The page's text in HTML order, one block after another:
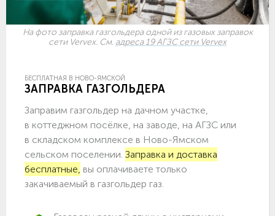
На фото заправка газгольдера одной из газовых заправок
сети Vervex. См. адреса 19 АГЗС сети Vervex
БЕСПЛАТНАЯ В НОВО-ЯМСКОЙ
ЗАПРАВКА ГАЗГОЛЬДЕРА
Заправим газгольдер на дачном участке,
в коттеджном посёлке, на заводе, на АГЗС или
в складском комплексе в Ново-Ямском
сельском поселении. Заправка и доставка
бесплатные, вы оплачиваете только
закачиваемый в газгольдер газ.